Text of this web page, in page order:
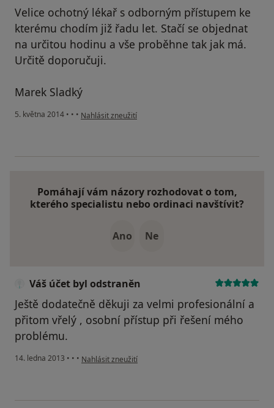
Velice ochotný lékař s odborným přístupem ke
kterému chodím již řadu let. Stačí se objednat
na určitou hodinu a vše proběhne tak jak má.
Určitě doporučuji.
Marek Sladký
5. května 2014 • • • podle názoru uživatele Váš účet byl odstraněn
Nahlásit zneužití
Pomáhají vám názory rozhodovat o tom,
kterého specialistu nebo ordinaci navštívit?
Ano Ne
Váš účet byl odstraněn
Ještě dodatečně děkuji za velmi profesionální a
přitom vřelý , osobní přístup při řešení mého
problému.
14. ledna 2013 • • • podle názoru uživatele Váš účet byl odstraněn
Nahlásit zneužití